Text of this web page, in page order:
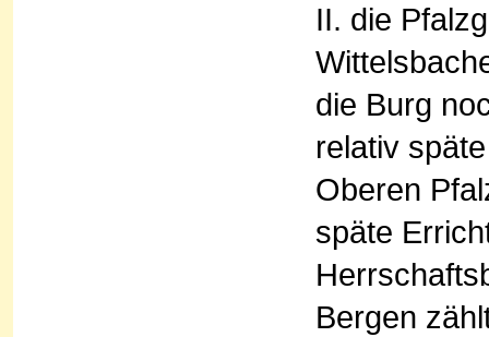
II. die
die Burg
relativ
Oberen
späte
Bergen